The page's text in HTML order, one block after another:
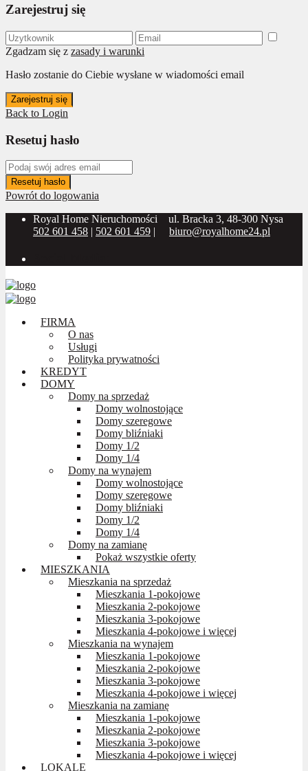
Zarejestruj się
Zgadzam się z zasady i warunki
Hasło zostanie do Ciebie wysłane w wiadomości email
Zarejestruj się
Back to Login
Resetuj hasło
Resetuj hasło
Powrót do logowania
Royal Home Nieruchomości
ul. Bracka 3, 48-300 Nysa
502 601 458 | 502 601 459 | biuro@royalhome24.pl
FIRMA
O nas
Usługi
Polityka prywatności
KREDYT
DOMY
Domy na sprzedaż
Domy wolnostojące
Domy szeregowe
Domy bliźniaki
Domy 1/2
Domy 1/4
Domy na wynajem
Domy wolnostojące
Domy szeregowe
Domy bliźniaki
Domy 1/2
Domy 1/4
Domy na zamianę
Pokaż wszystkie oferty
MIESZKANIA
Mieszkania na sprzedaż
Mieszkania 1-pokojowe
Mieszkania 2-pokojowe
Mieszkania 3-pokojowe
Mieszkania 4-pokojowe i więcej
Mieszkania na wynajem
Mieszkania 1-pokojowe
Mieszkania 2-pokojowe
Mieszkania 3-pokojowe
Mieszkania 4-pokojowe i więcej
Mieszkania na zamianę
Mieszkania 1-pokojowe
Mieszkania 2-pokojowe
Mieszkania 3-pokojowe
Mieszkania 4-pokojowe i więcej
LOKALE